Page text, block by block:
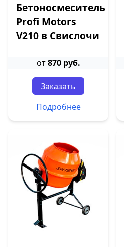
Бетоносмеситель
Profi Motors
V210 в Свислочи
от870 руб.
Заказать
Подробнее